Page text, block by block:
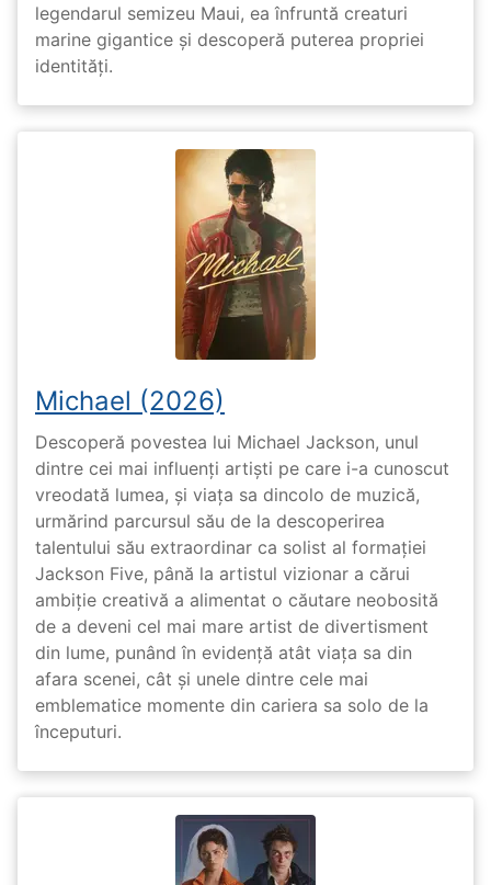
legendarul semizeu Maui, ea înfruntă creaturi
marine gigantice și descoperă puterea propriei
identități.
Michael (2026)
Descoperă povestea lui Michael Jackson, unul
dintre cei mai influenți artiști pe care i-a cunoscut
vreodată lumea, și viața sa dincolo de muzică,
urmărind parcursul său de la descoperirea
talentului său extraordinar ca solist al formației
Jackson Five, până la artistul vizionar a cărui
ambiție creativă a alimentat o căutare neobosită
de a deveni cel mai mare artist de divertisment
din lume, punând în evidență atât viața sa din
afara scenei, cât și unele dintre cele mai
emblematice momente din cariera sa solo de la
începuturi.